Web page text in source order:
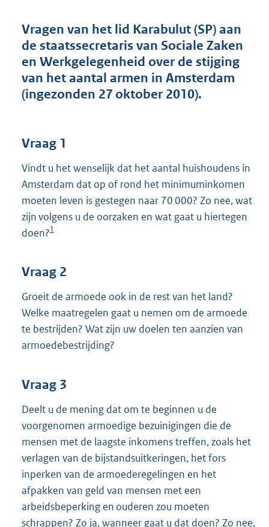
n
d
s
g
r
o
8
K
b
Vragen van het lid Karabulut (SP) aan
de staatssecretaris van Sociale Zaken
en Werkgelegenheid over de stijging
van het aantal armen in Amsterdam
(ingezonden 27 oktober 2010).
Vraag 1
Vindt u het wenselijk dat het aantal huishoudens in
Amsterdam dat op of rond het minimuminkomen
moeten leven is gestegen naar 70 000? Zo nee, wat
zijn volgens u de oorzaken en wat gaat u hiertegen
doen?1
Vraag 2
Groeit de armoede ook in de rest van het land?
Welke maatregelen gaat u nemen om de armoede
te bestrijden? Wat zijn uw doelen ten aanzien van
armoedebestrijding?
Vraag 3
Deelt u de mening dat om te beginnen u de
voorgenomen armoedige bezuinigingen die de
mensen met de laagste inkomens treffen, zoals het
verlagen van de bijstandsuitkeringen, het fors
inperken van de armoederegelingen en het
afpakken van geld van mensen met een
arbeidsbeperking en ouderen zou moeten
schrappen? Zo ja, wanneer gaat u dat doen? Zo nee,